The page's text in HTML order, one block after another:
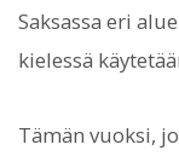
Saksassa eri
kielessä
Tämän vuoksi,